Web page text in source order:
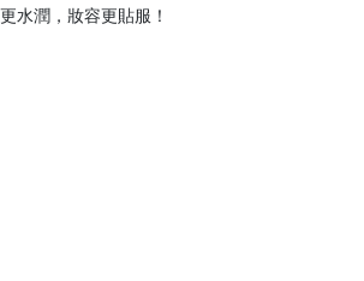
水潤，妝容更貼服！